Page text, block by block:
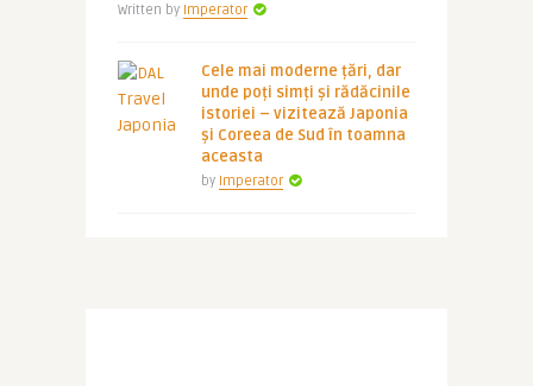
Written by Imperator
Cele mai moderne țări, dar
unde poți simți și rădăcinile
istoriei – vizitează Japonia
și Coreea de Sud în toamna
aceasta
by Imperator